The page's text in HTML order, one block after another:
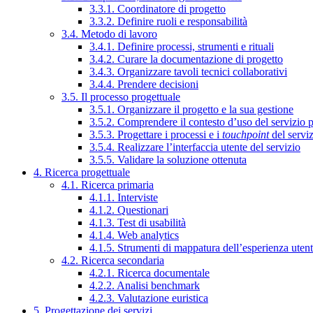
3.3.1. Coordinatore di progetto
3.3.2. Definire ruoli e responsabilità
3.4. Metodo di lavoro
3.4.1. Definire processi, strumenti e rituali
3.4.2. Curare la documentazione di progetto
3.4.3. Organizzare tavoli tecnici collaborativi
3.4.4. Prendere decisioni
3.5. Il processo progettuale
3.5.1. Organizzare il progetto e la sua gestione
3.5.2. Comprendere il contesto d’uso del servizio
3.5.3. Progettare i processi e i touchpointdel
3.5.4. Realizzare l’interfaccia utente del servizio
3.5.5. Validare la soluzione ottenuta
4. Ricerca progettuale
4.1. Ricerca primaria
4.1.1. Interviste
4.1.2. Questionari
4.1.3. Test di usabilità
4.1.4. Web analytics
4.1.5. Strumenti di mappatura dell’esperienza
4.2. Ricerca secondaria
4.2.1. Ricerca documentale
4.2.2. Analisi benchmark
4.2.3. Valutazione euristica
5. Progettazione dei servizi